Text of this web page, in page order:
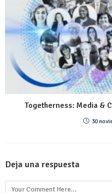
Togetherness: Media &
30
Deja una respuesta